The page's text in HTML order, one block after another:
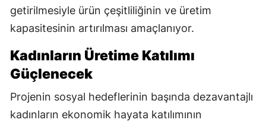
getirilmesiyle ürün çeşitliliğinin ve üretim
kapasitesinin artırılması amaçlanıyor.
Kadınların Üretime Katılımı
Güçlenecek
Projenin sosyal hedeflerinin başında dezavantajlı
kadınların ekonomik hayata katılımının